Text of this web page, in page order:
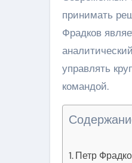
принимать
Фрадков
управлять
командой.
Петр